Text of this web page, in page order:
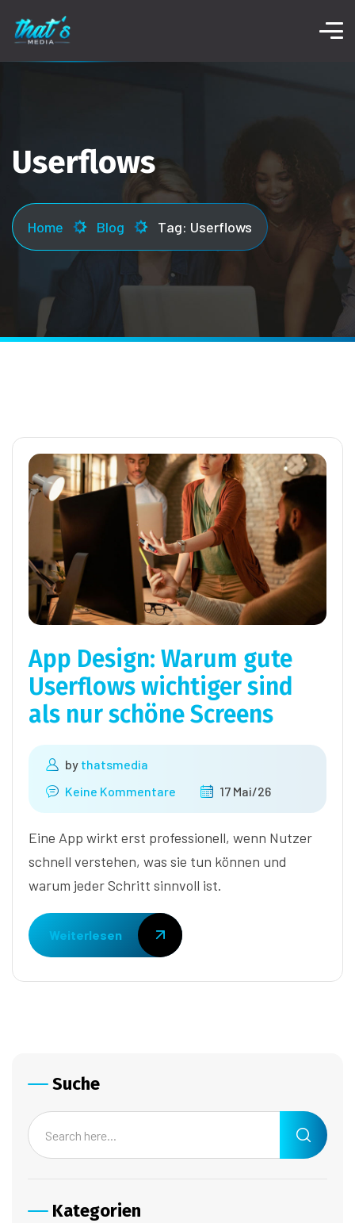
Userflows
Home Blog Tag: Userflows
App Design: Warum gute
Userflows wichtiger sind
als nur schöne Screens
by thatsmedia
Keine Kommentare
17 Mai/26
Eine App wirkt erst professionell, wenn Nutzer
schnell verstehen, was sie tun können und
warum jeder Schritt sinnvoll ist.
Weiterlesen
Suche
Kategorien